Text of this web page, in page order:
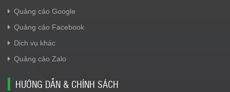
Quảng cáo Google
Quảng cáo Facebook
Dịch vụ khác
Quảng cáo Zalo
HƯỚNG DẪN & CHÍNH SÁCH